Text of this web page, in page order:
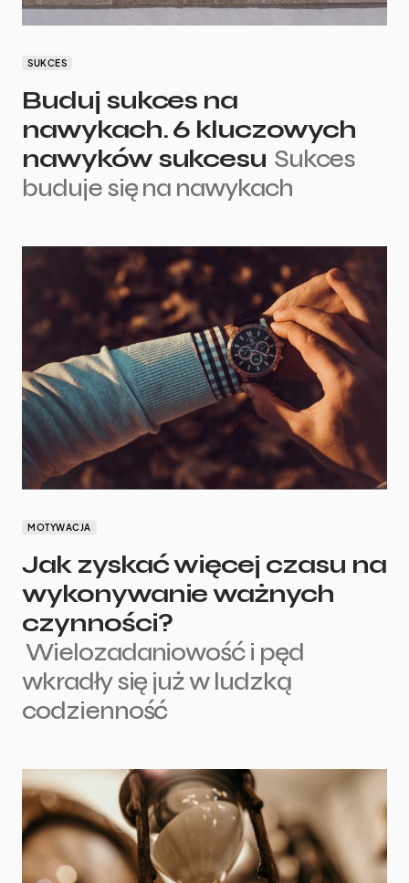
SUKCES
Buduj sukces na
nawykach. 6 kluczowych
nawyków sukcesu Sukces
buduje się na nawykach
MOTYWACJA
Jak zyskać więcej czasu na
wykonywanie ważnych
czynności?
Wielozadaniowość i pęd
wkradły się już w ludzką
codzienność